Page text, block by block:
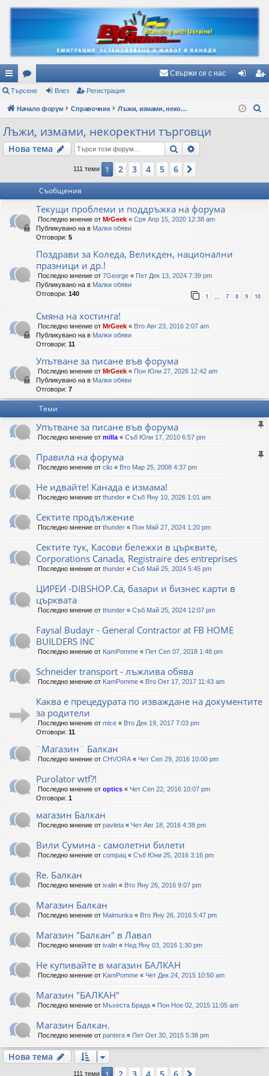
ъ
рз
и
вр
ки
ор
ум
Свържи се с нас
з ис
Търсене Влез Регистрация
Начало форум Справочник Лъжи, измами, некоректни търговци
Лъжи, измами, некоректни търговци
Нова тема Търсене
111 теми 1 2 3 4 5 6
Съобщения
Текущи проблеми и поддръжка на форума
Последно мнение от MrGeek « Сря Апр 15, 2020 12:38 am
Публикувано на в Малки обяви
Отговори: 5
Поздрави за Коледа, Великден, национални
празници и др.!
Последно мнение от 7George « Пет Дек 13, 2024 7:39 pm
Публикувано на в Малки обяви
Отговори: 140 1 7 8 9 10
Смяна на хостинга!
Последно мнение от MrGeek « Вто Авг 23, 2016 2:07 am
Публикувано на в Малки обяви
Отговори: 11
Упътване за писане във форума
Последно мнение от MrGeek « Пон Юли 27, 2026 12:42 am
Публикувано на в Малки обяви
Отговори: 7
Теми
Упътване за писане във форума
Последно мнение от milla « Съб Юли 17, 2010 6:57 pm
Правила на форума
Последно мнение от clio « Вто Мар 25, 2008 4:37 pm
Не идвайте! Канада е измама!
Последно мнение от thunder « Съб Яну 10, 2026 1:01 am
Сектите продължение
Последно мнение от thunder « Пон Май 27, 2024 1:20 pm
Сектите тук, Касови бележки в църквите,
Corporations Canada, Registraire des entreprises
Последно мнение от thunder « Съб Май 25, 2024 5:45 pm
ЦИРЕИ -DIBSHOP.Ca, базари и бизнес карти в
църквата
Последно мнение от thunder « Съб Май 25, 2024 12:07 pm
Faysal Budayr - General Contractor at FB HOME
BUILDERS INC
Последно мнение от KamPomme « Пет Сеп 07, 2018 1:48 pm
Schneider transport - лъжлива обява
Последно мнение от KamPomme « Вто Окт 17, 2017 11:43 am
Каква е прецедурата по изваждане на документите
за родители
Последно мнение от mice « Вто Дек 19, 2017 7:03 pm
Отговори: 11
¨Магазин¨ Балкан
Последно мнение от CHVORA « Чет Сеп 29, 2016 10:00 pm
Purolator wtf?!
Последно мнение от optics « Чет Сеп 22, 2016 10:07 pm
Отговори: 1
магазин Балкан
Последно мнение от pavleta « Чет Авг 18, 2016 4:38 pm
Вили Сумина - самолетни билети
Последно мнение от compaq « Съб Юни 25, 2016 3:16 pm
Re. Балкан
Последно мнение от ivalin « Вто Яну 26, 2016 9:07 pm
Магазин Балкан
Последно мнение от Maimunka « Вто Яну 26, 2016 5:47 pm
Магазин "Балкан" в Лавал
Последно мнение от ivalin « Нед Яну 03, 2016 1:30 pm
Не купивайте в магазин БАЛКАН
Последно мнение от KamPomme « Чет Дек 24, 2015 10:50 am
Магазин "БАЛКАН"
Последно мнение от Мъхеста Брада « Пон Ное 02, 2015 11:05 am
Магазин Балкан.
Последно мнение от pantera « Пет Окт 30, 2015 5:38 pm
Нова тема
111 теми